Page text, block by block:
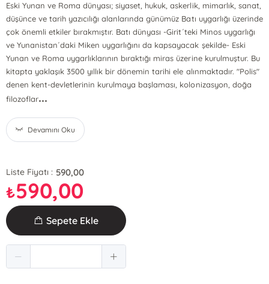
Eski Yunan ve Roma dünyası; siyaset, hukuk, askerlik, mimarlık, sanat,
düşünce ve tarih yazıcılığı alanlarında günümüz Batı uygarlığı üzerinde
çok önemli etkiler bırakmıştır. Batı dünyası -Girit´teki Minos uygarlığı
ve Yunanistan´daki Miken uygarlığını da kapsayacak şekilde- Eski
Yunan ve Roma uygarlıklarının bıraktığı miras üzerine kurulmuştur. Bu
kitapta yaklaşık 3500 yıllık bir dönemin tarihi ele alınmaktadır. "Polis"
denen kent-devletlerinin kurulmaya başlaması, kolonizasyon, doğa
filozoflar...
Devamını Oku
Liste Fiyatı : 590,00
₺590,00
Sepete Ekle